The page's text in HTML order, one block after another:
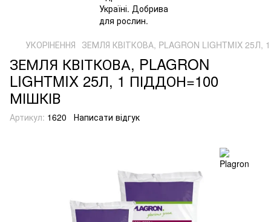
УКОРІНЕННЯ ЗЕМЛЯ КВІТКОВА, PLAGRON LIGHTMIX 25Л,
ЗЕМЛЯ КВІТКОВА, PLAGRON
LIGHTMIX 25Л, 1 ПІДДОН=100
МІШКІВ
Артикул: 1620 Написати відгук